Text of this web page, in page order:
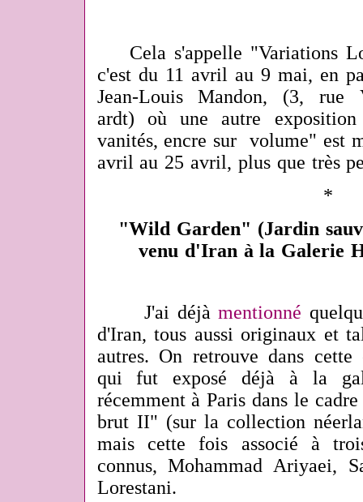
Cela s'appelle "Variations
c'est du 11 avril au 9 mai, en
Jean-Louis Mandon, (3, rue
ardt) où une autre
vanités, encre sur volume" est
avril au 25 avril, plus que très
*
"Wild Garden" (Jardin
venu d'Iran à la Galerie
J'ai déjàmentionné
d'Iran, tous aussi originaux et
autres. On retrouve dans
qui fut exposé déjà à la
récemment à Paris dans le
brut II" (sur la collection
mais cette fois associé à
connus, Mohammad Ariyaei,
Lorestani.